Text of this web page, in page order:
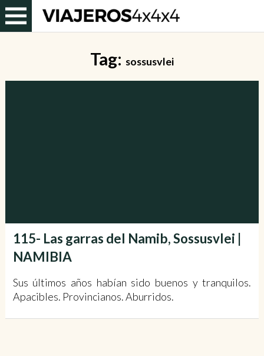
Tag: sossusvlei
115- Las garras del Namib, Sossusvlei |
NAMIBIA
Sus últimos años habían sido buenos y tranquilos.
Apacibles. Provincianos. Aburridos.